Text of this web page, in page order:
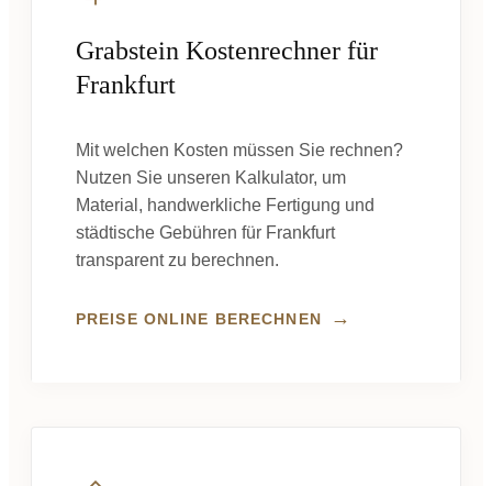
Grabstein Kostenrechner für
Frankfurt
Mit welchen Kosten müssen Sie rechnen?
Nutzen Sie unseren Kalkulator, um
Material, handwerkliche Fertigung und
städtische Gebühren für Frankfurt
transparent zu berechnen.
PREISE ONLINE BERECHNEN →